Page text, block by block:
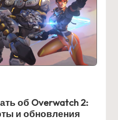
об Overwatch 2:
и обновления